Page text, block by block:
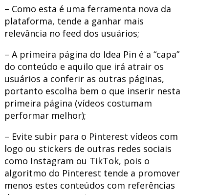
– Como esta é uma ferramenta nova da
plataforma, tende a ganhar mais
relevância no feed dos usuários;
– A primeira página do Idea Pin é a “capa”
do conteúdo e aquilo que irá atrair os
usuários a conferir as outras páginas,
portanto escolha bem o que inserir nesta
primeira página (vídeos costumam
performar melhor);
– Evite subir para o Pinterest vídeos com
logo ou stickers de outras redes sociais
como Instagram ou TikTok, pois o
algoritmo do Pinterest tende a promover
menos estes conteúdos com referências